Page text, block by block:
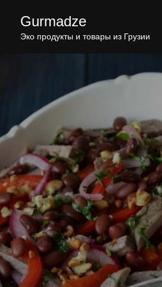
Gurmadze
Эко продукты и товары из Грузии